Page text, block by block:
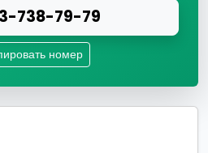
738-79-79
номер